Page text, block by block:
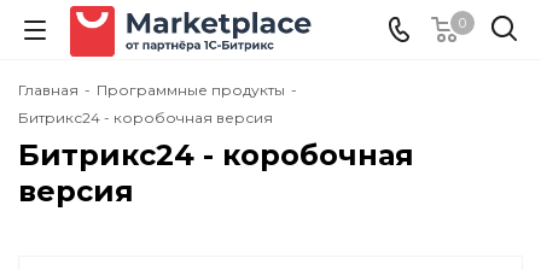
0
Главная - Программные продукты -
Битрикс24 - коробочная версия
Битрикс24 - коробочная
версия